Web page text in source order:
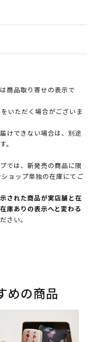
商品取り寄せの表示で
いただく場合がございま
けできない場合は、別途
。
では、新発売の商品に限
ョップ単独の在庫にてご
された商品が実店舗と在
庫ありの表示へと変わる
さい。
めの商品